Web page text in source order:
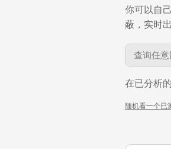
你可以自
蔽，实时
在已分析
随机看一个已